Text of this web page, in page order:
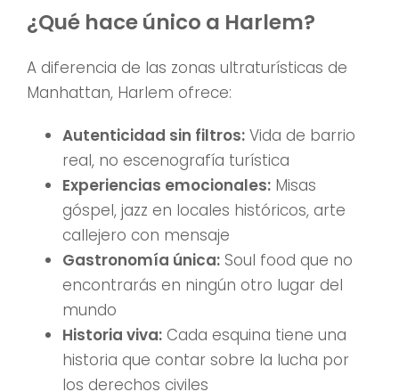
¿Qué hace único a Harlem?
A diferencia de las zonas ultraturísticas de
Manhattan, Harlem ofrece:
Autenticidad sin filtros: Vida de barrio
real, no escenografía turística
Experiencias emocionales: Misas
góspel, jazz en locales históricos, arte
callejero con mensaje
Gastronomía única: Soul food que no
encontrarás en ningún otro lugar del
mundo
Historia viva: Cada esquina tiene una
historia que contar sobre la lucha por
los derechos civiles